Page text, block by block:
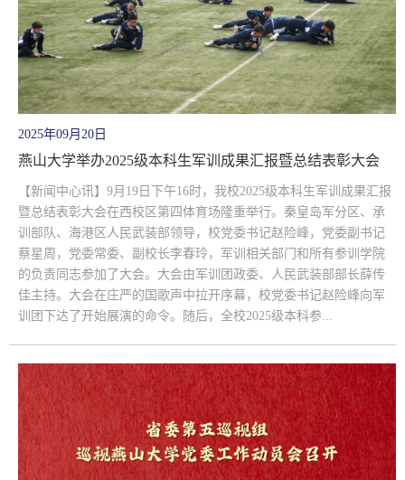
2025年09月20日
燕山大学举办2025级本科生军训成果汇报暨总结表彰大会
【新闻中心讯】9月19日下午16时，我校2025级本科生军训成果汇报
暨总结表彰大会在西校区第四体育场隆重举行。秦皇岛军分区、承
训部队、海港区人民武装部领导，校党委书记赵险峰，党委副书记
蔡星周，党委常委、副校长李春玲，军训相关部门和所有参训学院
的负责同志参加了大会。大会由军训团政委、人民武装部部长薛传
佳主持。大会在庄严的国歌声中拉开序幕，校党委书记赵险峰向军
训团下达了开始展演的命令。随后，全校2025级本科参...